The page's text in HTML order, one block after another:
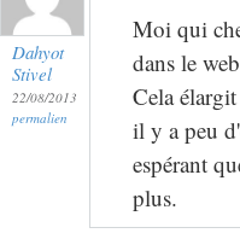
Dahyot
Stivel
22/08/2013
permalien
Moi qui
dans le
Cela
il y a peu
espérant
plus.